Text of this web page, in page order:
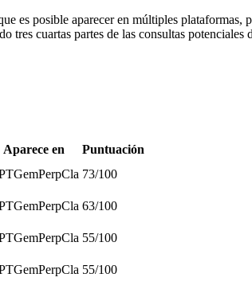
posible aparecer en múltiples plataformas,
cuartas partes de las consultas potenciales
Aparece en
Puntuación
GemPerpCla 73/100
GemPerpCla 63/100
GemPerpCla 55/100
GemPerpCla 55/100